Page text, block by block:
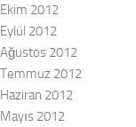
Ekim 2012
Eylül 2012
Ağustos 2012
Temmuz 2012
Haziran 2012
Mayıs 2012